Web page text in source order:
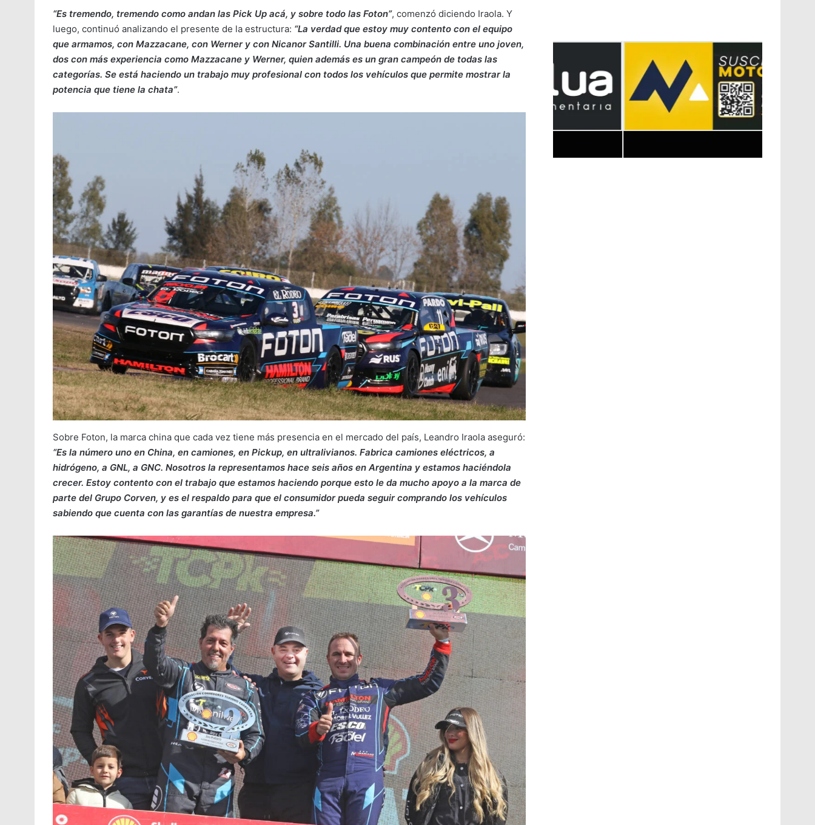
“Es tremendo, tremendo como andan las Pick Up acá, y sobre todo las Foton”, comenzó diciendo Iraola. Y
luego, continuó analizando el presente de la estructura: “La verdad que estoy muy contento con el equipo
que armamos, con Mazzacane, con Werner y con Nicanor Santilli. Una buena combinación entre uno joven,
dos con más experiencia como Mazzacane y Werner, quien además es un gran campeón de todas las
categorías. Se está haciendo un trabajo muy profesional con todos los vehículos que permite mostrar la
potencia que tiene la chata”.
Sobre Foton, la marca china que cada vez tiene más presencia en el mercado del país, Leandro Iraola aseguró:
“Es la número uno en China, en camiones, en Pickup, en ultralivianos. Fabrica camiones eléctricos, a
hidrógeno, a GNL, a GNC. Nosotros la representamos hace seis años en Argentina y estamos haciéndola
crecer. Estoy contento con el trabajo que estamos haciendo porque esto le da mucho apoyo a la marca de
parte del Grupo Corven, y es el respaldo para que el consumidor pueda seguir comprando los vehículos
sabiendo que cuenta con las garantías de nuestra empresa.”